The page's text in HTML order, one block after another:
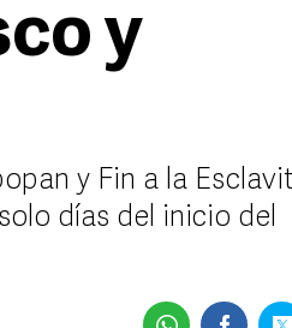
y
y Fin a la
días del inicio del